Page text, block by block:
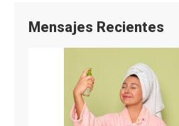
Mensajes Recientes